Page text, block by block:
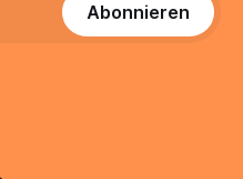
Abonnieren